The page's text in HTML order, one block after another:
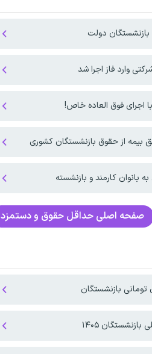
وارد فاز اجرا شد
بیمه از حقوق بازنشستگان کشوری
کارمند و بازنشسته
صفحه اصلیحداقل حقوق و دستمزد
۱۴۰۵